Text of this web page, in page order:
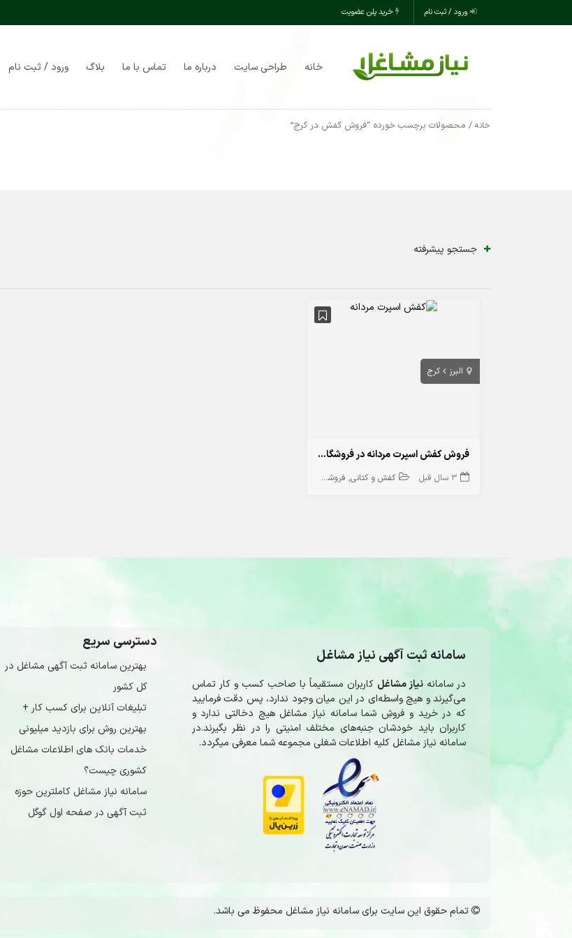
ورود / ثبت نام خرید پلن عضویت
خانه طراحی سایت درباره ما تماس با ما بلاگ ورود / ثبت نام
خانه / محصولات برچسب خورده “فروش کفش در کرج”
جستجو پیشرفته
البرز کرج
فروش کفش اسپرت مردانه در فروشگاه کفش آرجی در گوهردشت کرج
3 سال قبل کفش و کتانی فروشگاه
سامانه ثبت آگهی نیاز مشاغل
در سامانهنیاز مشاغل کاربران مستقیماً با صاحب کسب و کار تماس
می‌گیرند و هیچ واسطه‌ای در این میان وجود ندارد، پس دقت فرمایید
که در خرید و فروشِ شما سامانه نیاز مشاغل هیچ دخالتی ندارد و
کاربران باید خودشان جنبه‌های مختلف امنیتی را در نظر بگیرند.در
سامانه نیاز مشاغل کلیه اطلاعات شغلی مجموعه شما معرفی میگردد.
دسترسی سریع
بهترین سامانه ثبت آگهی مشاغل در
کل کشور
تبلیغات آنلاین برای کسب کار +
بهترین روش برای بازدید میلیونی
خدمات بانک های اطلاعات مشاغل
کشوری چیست؟
سامانه نیاز مشاغل کاملترین حوزه
ثبت آگهی در صفحه اول گوگل
تمام حقوق این سایت برای سامانه نیاز مشاغل محفوظ می باشد.